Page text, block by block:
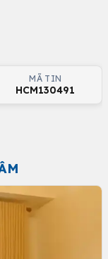
MÃ TIN
HCM130491